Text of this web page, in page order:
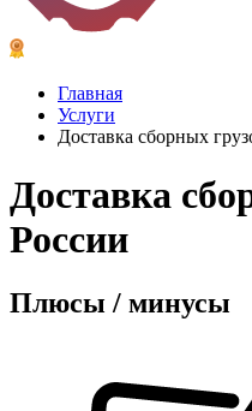
Главная
Услуги
Доставка сборных
Доставка
России
Плюсы / минусы